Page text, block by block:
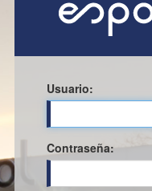
Usuario:
Contraseña: